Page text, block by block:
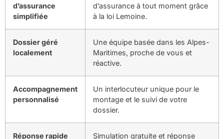
d’assurance
simplifiée
d’assurance à tout moment grâce
à la loi Lemoine.
Dossier géré
localement
Une équipe basée dans les Alpes-
Maritimes, proche de vous et
réactive.
Accompagnement
personnalisé
Un interlocuteur unique pour le
montage et le suivi de votre
dossier.
Réponse rapide
Simulation gratuite et réponse